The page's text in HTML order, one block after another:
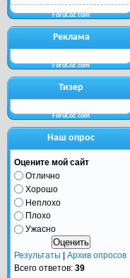
ForuCoz.com
Реклама
ForuCoz.com
Тизер
ForuCoz.com
Наш опрос
Оцените мой сайт
Отлично
Хорошо
Неплохо
Плохо
Ужасно
Результаты
Архив опросов
Всего ответов: 39